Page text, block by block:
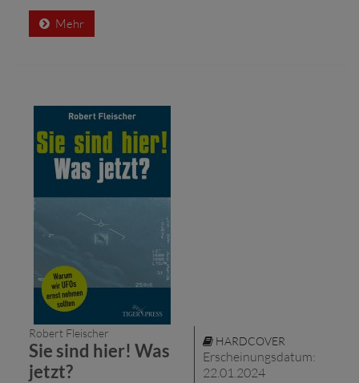
Mehr
Robert Fleischer
Sie sind hier! Was
jetzt?
HARDCOVER
Erscheinungsdatum:
22.01.2024